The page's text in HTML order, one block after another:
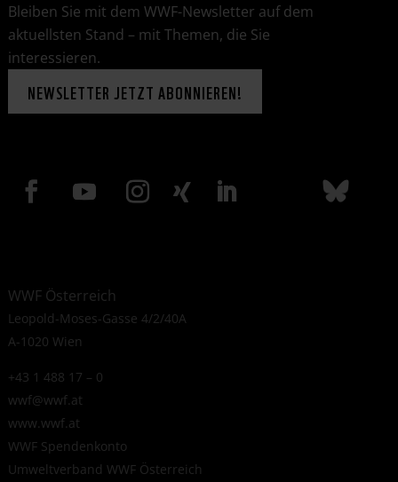
Bleiben Sie mit dem WWF-Newsletter auf dem
aktuellsten Stand – mit Themen, die Sie
interessieren.
NEWSLETTER JETZT ABONNIEREN!
WWF Österreich
Leopold-Moses-Gasse 4/2/40A
A-1020 Wien
+43 1 488 17 – 0
wwf@wwf.at
www.wwf.at
WWF Spendenkonto
Umweltverband WWF Österreich